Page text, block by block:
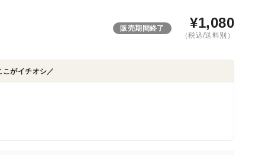
販売期間終了 ¥1,080
（税込/送料別）
こがイチオシ／